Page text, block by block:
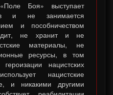
Боя» выступает
и не занимается
и пособничеством
не хранит и не
материалы, не
ресурсы, в том
нацистских
нацистские
и никакими другими